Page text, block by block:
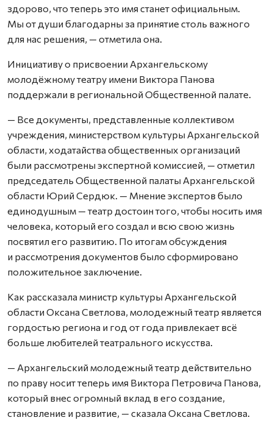
здорово, что теперь это имя станет официальным.
Мы от души благодарны за принятие столь важного
для нас решения, — отметила она.
Инициативу о присвоении Архангельскому
молодёжному театру имени Виктора Панова
поддержали в региональной Общественной палате.
— Все документы, представленные коллективом
учреждения, министерством культуры Архангельской
области, ходатайства общественных организаций
были рассмотрены экспертной комиссией, — отметил
председатель Общественной палаты Архангельской
области Юрий Сердюк. — Мнение экспертов было
единодушным — театр достоин того, чтобы носить имя
человека, который его создал и всю свою жизнь
посвятил его развитию. По итогам обсуждения
и рассмотрения документов было сформировано
положительное заключение.
Как рассказала министр культуры Архангельской
области Оксана Светлова, молодежный театр является
гордостью региона и год от года привлекает всё
больше любителей театрального искусства.
— Архангельский молодежный театр действительно
по праву носит теперь имя Виктора Петровича Панова,
который внес огромный вклад в его создание,
становление и развитие, — сказала Оксана Светлова.